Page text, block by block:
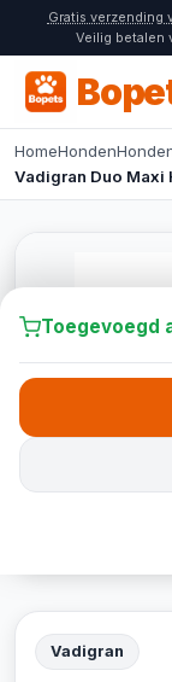
Gratis verzending
Veilig betalen
HomeHonden
Vadigran Duo
Vadigran
Toegevoegd